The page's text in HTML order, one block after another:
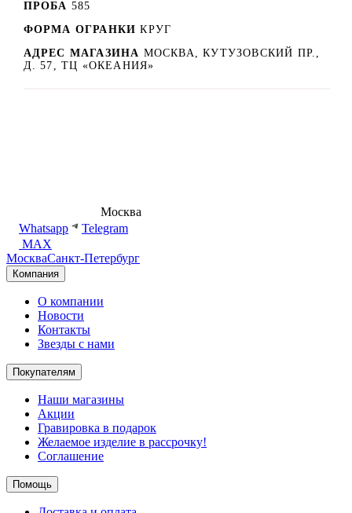
ПРОБА 585
ФОРМА ОГРАНКИ КРУГ
АДРЕС МАГАЗИНА МОСКВА, КУТУЗОВСКИЙ ПР.,
Д. 57, ТЦ «ОКЕАНИЯ»
Москва
Whatsapp
Telegram
MAX
МоскваСанкт-Петербург
Компания
О компании
Новости
Контакты
Звезды с нами
Покупателям
Наши магазины
Акции
Гравировка в подарок
Желаемое изделие в рассрочку!
Соглашение
Помощь